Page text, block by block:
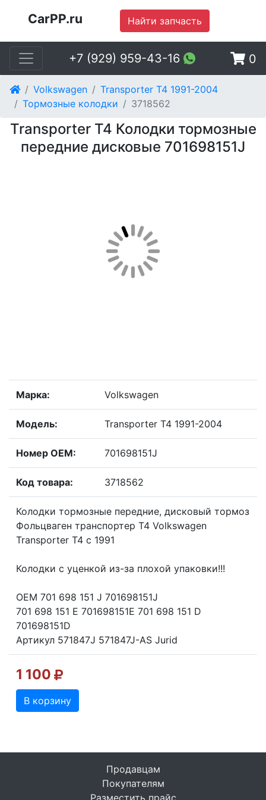
CarPP.ru Найти запчасть
+7 (929) 959-43-16 0
Volkswagen
Transporter T4 1991-2004
Тормозные колодки
3718562
Transporter T4 Колодки тормозные
передние дисковые 701698151J
Марка: Volkswagen
Модель: Transporter T4 1991-2004
Номер OEM: 701698151J
Код товара: 3718562
Колодки тормозные передние, дисковый тормоз
Фольцваген транспортер Т4 Volkswagen
Transporter T4 с 1991
Колодки с уценкой из-за плохой упаковки!!!
OEM 701 698 151 J 701698151J
701 698 151 E 701698151E 701 698 151 D
701698151D
Артикул 571847J 571847J-AS Jurid
1 100
В корзину
Продавцам
Покупателям